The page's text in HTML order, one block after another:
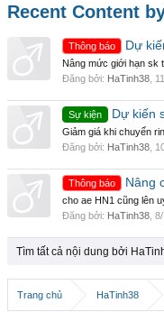
Recent Content
Thông báo Dự
Nâng mức giới hạn sk
Đăng bởi: HaTinh38,
Sự kiện Dự kiến
Giảm giá khi chuyển
Đăng bởi: HaTinh38,
Thông báo Nâng
cho ae HN1 cũng lên
Đăng bởi: HaTinh38,
Tìm tất cả nội dung bởi
Trang chủ HaTinh38